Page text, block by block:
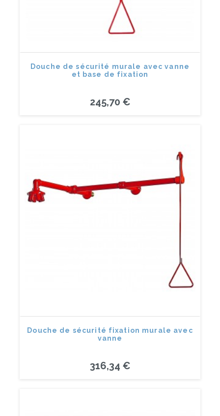
Douche de sécurité murale avec vanne
et base de fixation
245,70 €
Douche de sécurité fixation murale avec
vanne
316,34 €